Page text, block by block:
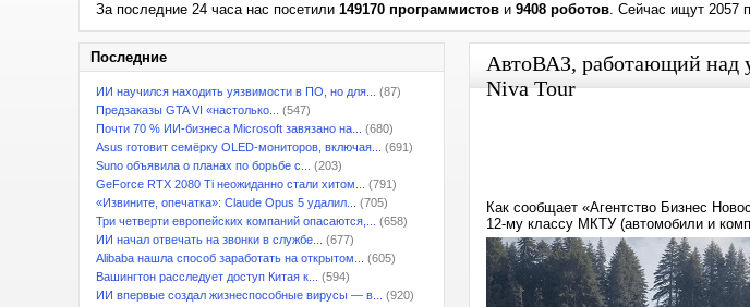
За последние 24 часа нас посетили 149170 программистов и 9408 роботов. Сейчас ищут 2057
Последние
ИИ научился находить уязвимости в ПО, но для...
(87)
Предзаказы GTA VI «настолько...
(547)
Почти 70 % ИИ-бизнеса Microsoft завязано на...
(680)
Asus готовит семёрку OLED-мониторов, включая...
(691)
Suno объявила о планах по борьбе с...
(203)
GeForce RTX 2080 Ti неожиданно стали хитом...
(791)
«Извините, опечатка»: Claude Opus 5 удалил...
(705)
Три четверти европейских компаний опасаются,...
(658)
ИИ начал отвечать на звонки в службе...
(677)
Alibaba нашла способ заработать на открытом...
(605)
Вашингтон расследует доступ Китая к...
(594)
ИИ впервые создал жизнеспособные вирусы — в...
(920)
АвтоВАЗ, работающий над
Niva Tour
Как сообщает «Агентство Бизнес
12-му классу МКТУ (автомобили и